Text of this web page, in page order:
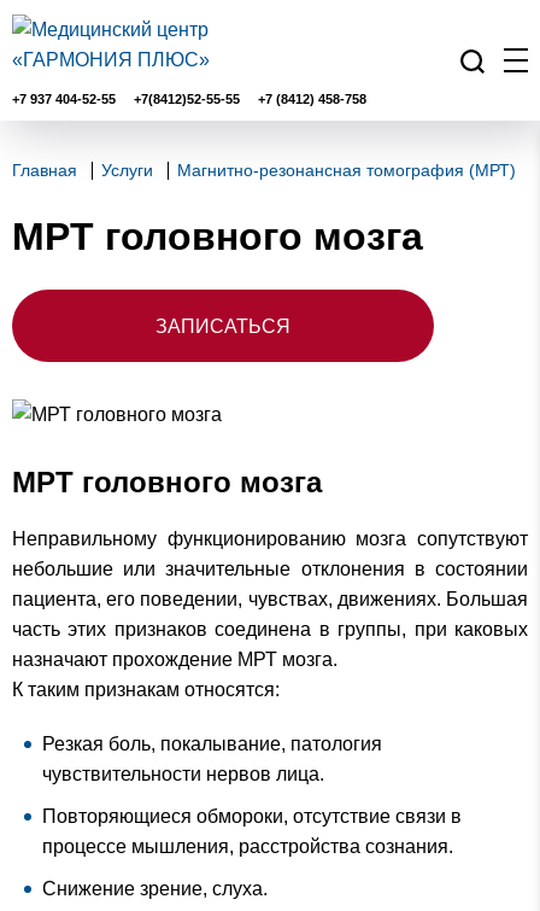
+7 937 404-52-55 +7(8412)52-55-55 +7 (8412) 458-758
Главная Услуги Магнитно-резонансная томография (МРТ)
МРТ головного мозга
ЗАПИСАТЬСЯ
МРТ головного мозга
Неправильному функционированию мозга сопутствуют
небольшие или значительные отклонения в состоянии
пациента, его поведении, чувствах, движениях. Большая
часть этих признаков соединена в группы, при каковых
назначают прохождение МРТ мозга.
К таким признакам относятся:
Резкая боль, покалывание, патология
чувствительности нервов лица.
Повторяющиеся обмороки, отсутствие связи в
процессе мышления, расстройства сознания.
Снижение зрение, слуха.